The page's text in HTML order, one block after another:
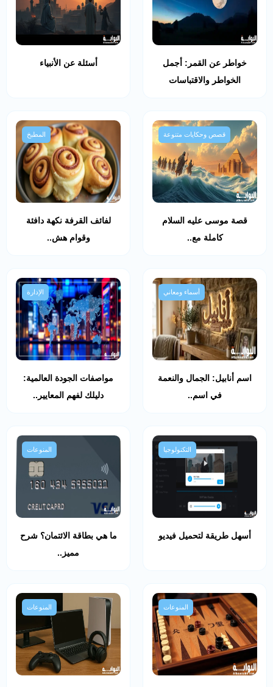
خواطر عن القمر: أجمل
الخواطر والاقتباسات
أسئلة عن الأنبياء
قصص وحكايات متنوعة
قصة موسى عليه السلام
كاملة مع..
المطبخ
لفائف القرفة نكهة دافئة
وقوام هش..
أسماء ومعاني
اسم أنابيل: الجمال والنعمة
في اسم..
الإدارة
مواصفات الجودة العالمية:
دليلك لفهم المعايير..
التكنولوجيا
أسهل طريقة لتحميل فيديو
المنوعات
ما هي بطاقة الائتمان؟ شرح
مميز..
المنوعات المنوعات